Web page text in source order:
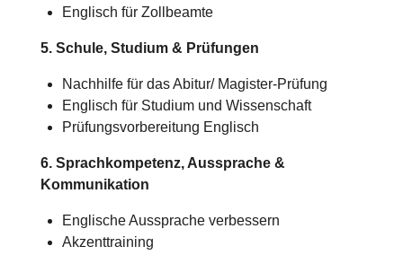
Englisch für Zollbeamte
5. Schule, Studium & Prüfungen
Nachhilfe für das Abitur/ Magister-Prüfung
Englisch für Studium und Wissenschaft
Prüfungsvorbereitung Englisch
6. Sprachkompetenz, Aussprache &
Kommunikation
Englische Aussprache verbessern
Akzenttraining